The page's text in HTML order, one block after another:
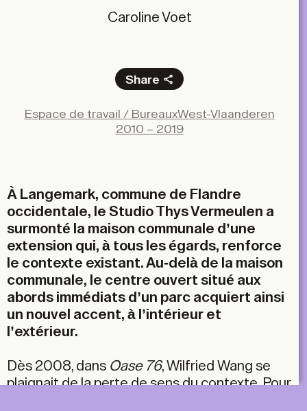
Caroline Voet
Share
X
Espace de travail / BureauxWest-Vlaanderen
2010 – 2019
À Langemark, commune de Flandre
occidentale, le Studio Thys Vermeulen a
surmonté la maison communale d’une
extension qui, à tous les égards, renforce
le contexte existant. Au-delà de la maison
communale, le centre ouvert situé aux
abords immédiats d’un parc acquiert ainsi
un nouvel accent, à l’intérieur et
l’extérieur.
Dès 2008, dans Oase 76, Wilfried Wang se
plaignait de la perte de sens du contexte. Pour